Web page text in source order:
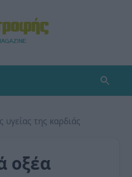
της καρδιάς
οξέα